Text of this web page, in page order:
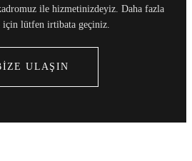
ile hizmetinizdeyiz. Daha fazla
lütfen irtibata geçiniz.
ULAŞIN